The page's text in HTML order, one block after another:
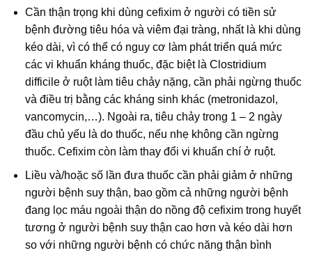
Cần thận trọng khi dùng cefixim ở người có tiền sử
bệnh đường tiêu hóa và viêm đại tràng, nhất là khi dùng
kéo dài, vì có thể có nguy cơ làm phát triển quá mức
các vi khuẩn kháng thuốc, đặc biệt là Clostridium
difficile ở ruột làm tiêu chảy nặng, cần phải ngừng thuốc
và điều trị bằng các kháng sinh khác (metronidazol,
vancomycin,…). Ngoài ra, tiêu chảy trong 1 – 2 ngày
đầu chủ yếu là do thuốc, nếu nhẹ không cần ngừng
thuốc. Cefixim còn làm thay đổi vi khuẩn chí ở ruột.
Liều và/hoặc số lần đưa thuốc cần phải giảm ở những
người bệnh suy thận, bao gồm cả những người bệnh
đang lọc máu ngoài thận do nồng độ cefixim trong huyết
tương ở người bệnh suy thận cao hơn và kéo dài hơn
so với những người bệnh có chức năng thận bình